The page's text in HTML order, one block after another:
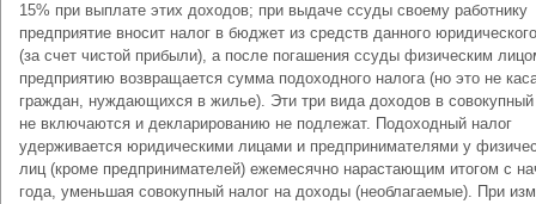
15% при выплате этих доходов; при выдаче ссуды своему работнику
предприятие вносит налог в бюджет из средств данного
(за счет чистой прибыли), а после погашения ссуды физическим
предприятию возвращается сумма подоходного налога (но это не
граждан, нуждающихся в жилье). Эти три вида доходов в
не включаются и декларированию не подлежат. Подоходный налог
удерживается юридическими лицами и предпринимателями у
лиц (кроме предпринимателей) ежемесячно нарастающим итогом с
года, уменьшая совокупный налог на доходы (необлагаемые). При